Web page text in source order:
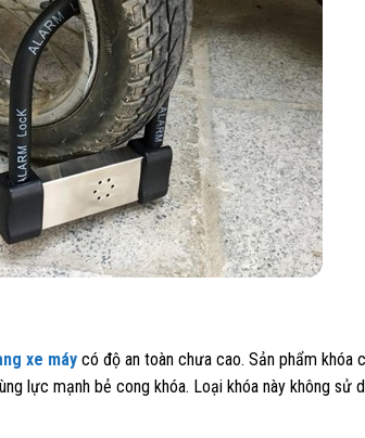
xe máy có độ an toàn chưa cao. Sản phẩm khóa
lực mạnh bẻ cong khóa. Loại khóa này không sử